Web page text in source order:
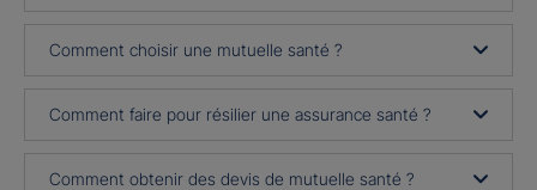
Comment choisir une mutuelle santé ?
Comment faire pour résilier une assurance santé ?
Comment obtenir des devis de mutuelle santé ?